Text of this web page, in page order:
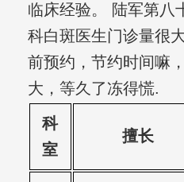
临床经验。 陆军第八
科白斑医生门诊量很
前预约，节约时间嘛
大，等久了冻得慌.
科
室
擅长